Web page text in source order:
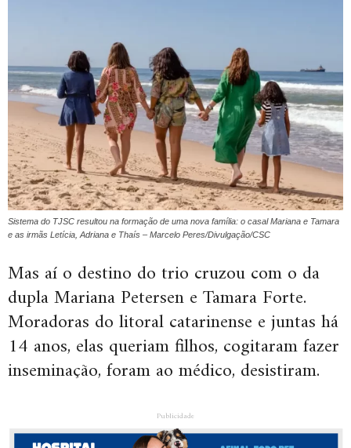
Sistema do TJSC resultou na formação de uma nova família: o casal Mariana e Tamara
e as irmãs Letícia, Adriana e Thaís – Marcelo Peres/Divulgação/CSC
Mas aí o destino do trio cruzou com o da
dupla Mariana Petersen e Tamara Forte.
Moradoras do litoral catarinense e juntas há
14 anos, elas queriam filhos, cogitaram fazer
inseminação, foram ao médico, desistiram.
Publicidade